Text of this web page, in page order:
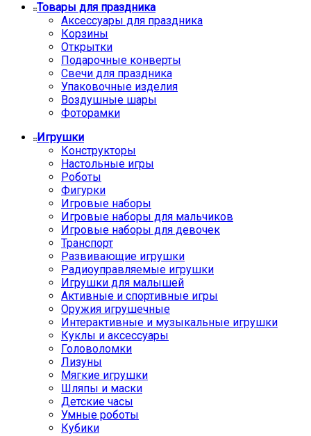
Товары для праздника
Аксессуары для праздника
Корзины
Открытки
Подарочные конверты
Свечи для праздника
Упаковочные изделия
Воздушные шары
Фоторамки
Игрушки
Конструкторы
Настольные игры
Роботы
Фигурки
Игровые наборы
Игровые наборы для мальчиков
Игровые наборы для девочек
Транспорт
Развивающие игрушки
Радиоуправляемые игрушки
Игрушки для малышей
Активные и спортивные игры
Оружия игрушечные
Интерактивные и музыкальные игрушки
Куклы и аксессуары
Головоломки
Лизуны
Мягкие игрушки
Шляпы и маски
Детские часы
Умные роботы
Кубики